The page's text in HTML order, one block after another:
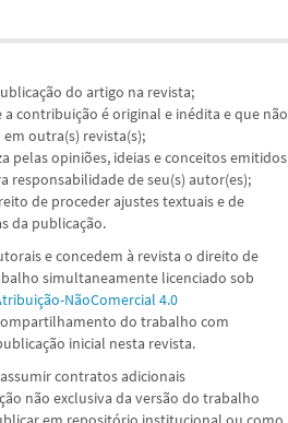
do artigo na revista;
a contribuição é original e inédita e que não
outra(s) revista(s);
pelas opiniões, ideias e conceitos emitidos
responsabilidade de seu(s) autor(es);
de proceder ajustes textuais e de
da publicação.
e concedem à revista o direito de
simultaneamente licenciado sob
NãoComercial 4.0
do trabalho com
inicial nesta revista.
contratos adicionais
não exclusiva da versão do trabalho